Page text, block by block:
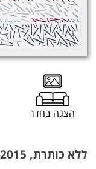
הצגה בחדר
ללא כותרת, 2015 /